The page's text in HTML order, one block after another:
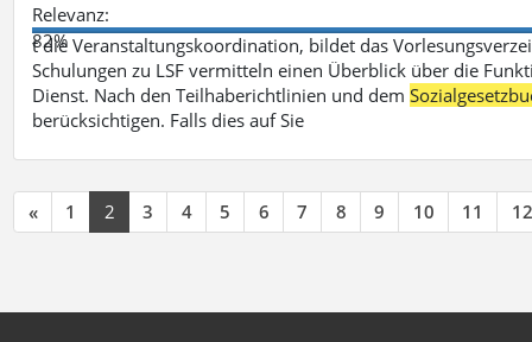
Relevanz:
82%
t die Veranstaltungskoordination, bildet das
Schulungen zu LSF vermitteln einen Überblick über die
Dienst. Nach den Teilhaberichtlinien und dem
berücksichtigen. Falls dies auf Sie
« 1 2 3 4 5 6 7 8 9 10 11 12